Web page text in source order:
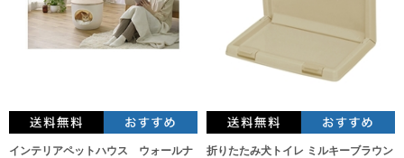
インテリアペットハウス ウォールナ
折りたたみ犬トイレ ミルキーブラウン